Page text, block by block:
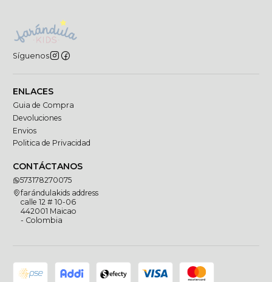
Síguenos
ENLACES
Guia de Compra
Devoluciones
Envios
Politica de Privacidad
CONTÁCTANOS
573178270075
farándulakids address
calle 12 # 10-06
442001 Maicao
- Colombia